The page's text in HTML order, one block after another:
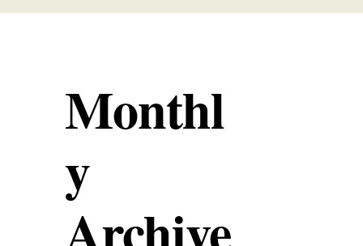
Monthl
y